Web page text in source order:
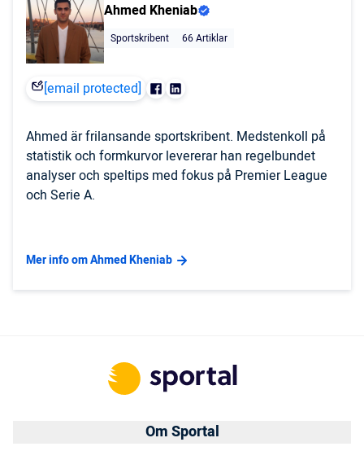
Ahmed Kheniab
Sportskribent 66 Artiklar
[email protected]
Ahmed är frilansande sportskribent. Medstenkoll på
statistik och formkurvor levererar han regelbundet
analyser och speltips med fokus på Premier League
och Serie A.
Mer info om Ahmed Kheniab
Om Sportal